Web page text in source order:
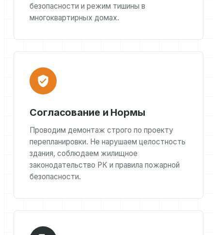
безопасности и режим тишины в
многоквартирных домах.
Согласование и Нормы
Проводим демонтаж строго по проекту
перепланировки. Не нарушаем целостность
здания, соблюдаем жилищное
законодательство РК и правила пожарной
безопасности.